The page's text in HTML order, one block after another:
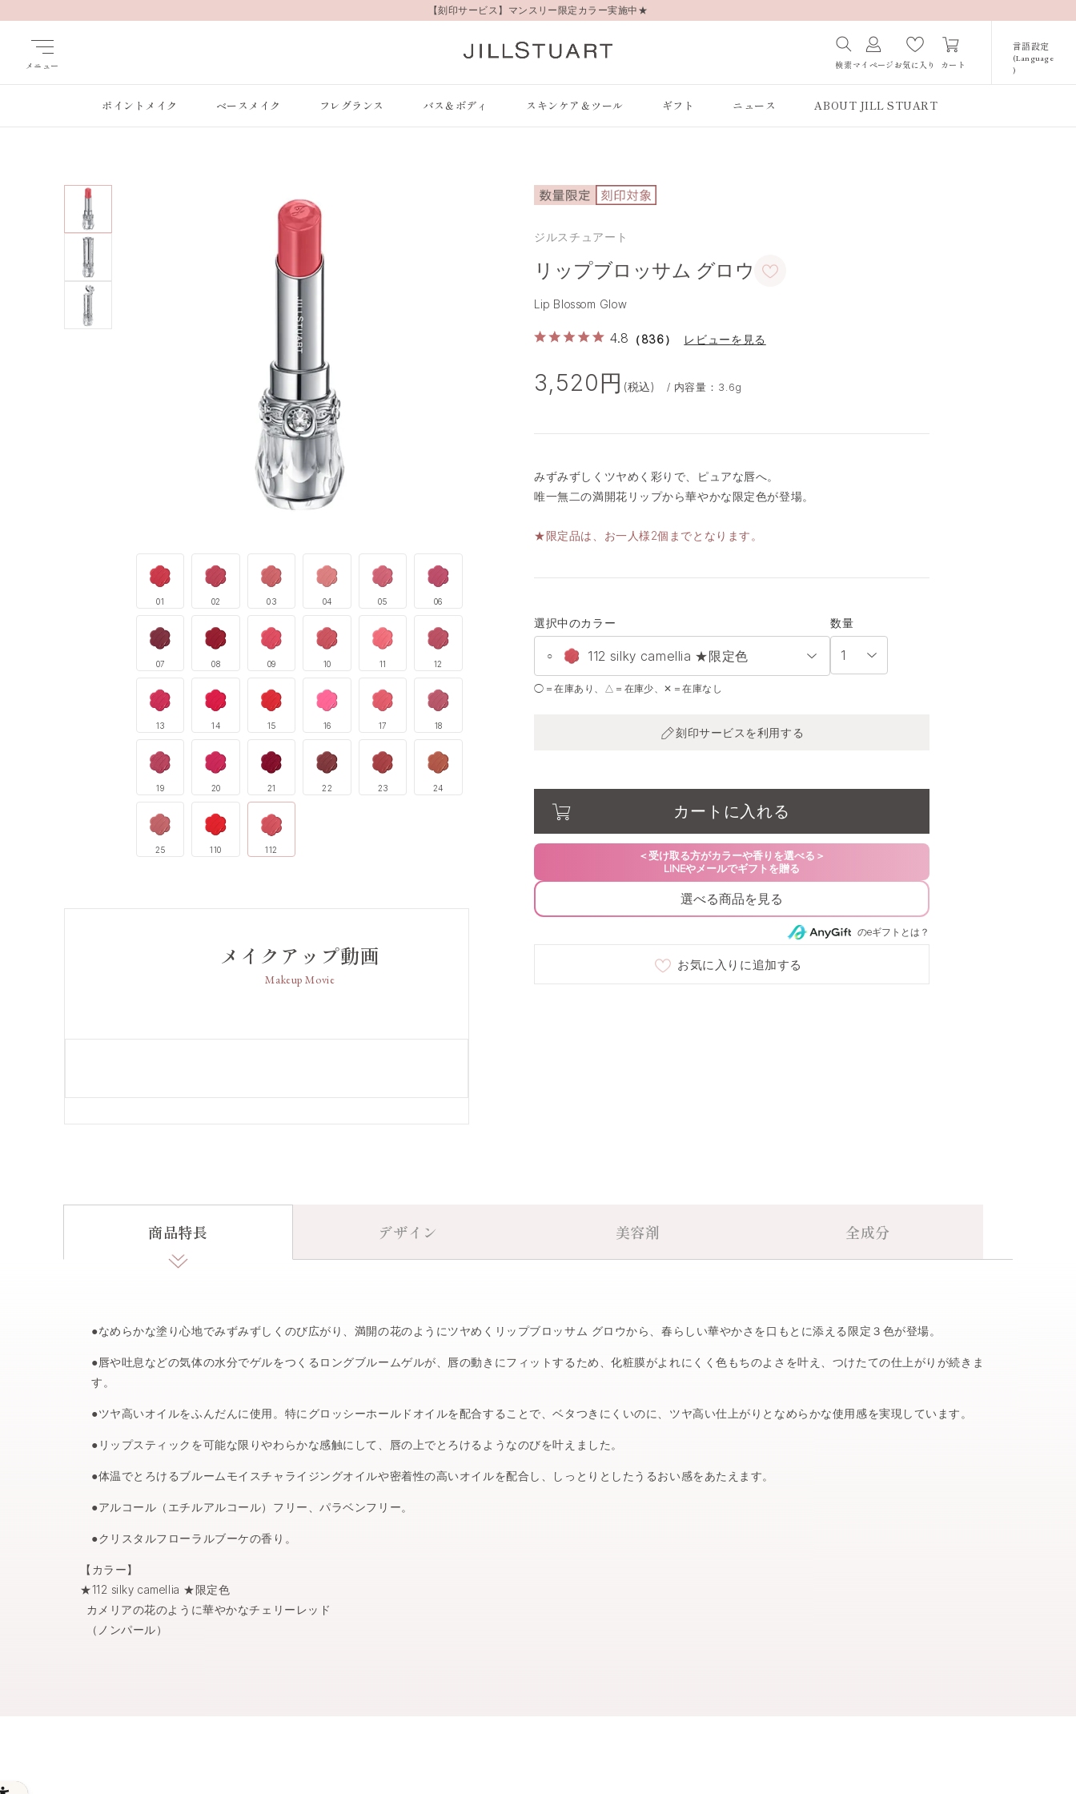
【刻印サービス】マンスリー限定カラー実施中★
メニュー 検索 マイページ お気に入り カート
言語設定
(Language
)
Japanese /
ポイントメイク ベースメイク フレグランス バス＆ボディ スキンケア＆ツール ギフト ニュース ABOUT JILL STUART
01 02 03 04 05 06
07 08 09 10 11 12
13 14 15 16 17 18
19 20 21 22 23 24
25 110 112
メイクアップ動画
Makeup Movie
ジルスチュアート
リップブロッサム グロウ
Lip Blossom Glow
4.8 （836） レビューを見る
3,520円 (税込) / 内容量：3.6g
みずみずしくツヤめく彩りで、ピュアな唇へ。
唯一無二の満開花リップから華やかな限定色が登場。
★限定品は、お一人様2個までとなります。
選択中のカラー
○ 112 silky camellia ★限定色
○ 04 milky magnolia
05 noble plumeria
○ 06 urban bougainvillea
12 camellia muse
○ 14 ardent amaryllis
17 marguerite secret
◯＝在庫あり、△＝在庫少、✕＝在庫なし
数量
刻印サービスを利用する
カートに入れる
選べる商品を見る
のeギフトとは？
お気に入りに追加する
商品特長 デザイン 美容剤 全成分
●なめらかな塗り心地でみずみずしくのび広がり、満開の花のようにツヤめくリップブロッサム グロウから、春らしい華やかさを口もとに添える限定３色が登場。
●唇や吐息などの気体の水分でゲルをつくるロングブルームゲルが、唇の動きにフィットするため、化粧膜がよれにくく色もちのよさを叶え、つけたての仕上がりが続きま
す。
●ツヤ高いオイルをふんだんに使用。特にグロッシーホールドオイルを配合することで、ベタつきにくいのに、ツヤ高い仕上がりとなめらかな使用感を実現しています。
●リップスティックを可能な限りやわらかな感触にして、唇の上でとろけるようなのびを叶えました。
●体温でとろけるブルームモイスチャライジングオイルや密着性の高いオイルを配合し、しっとりとしたうるおい感をあたえます。
●アルコール（エチルアルコール）フリー、パラベンフリー。
●クリスタルフローラルブーケの香り。
【カラー】
★112 silky camellia ★限定色
カメリアの花のように華やかなチェリーレッド
（ノンパール）